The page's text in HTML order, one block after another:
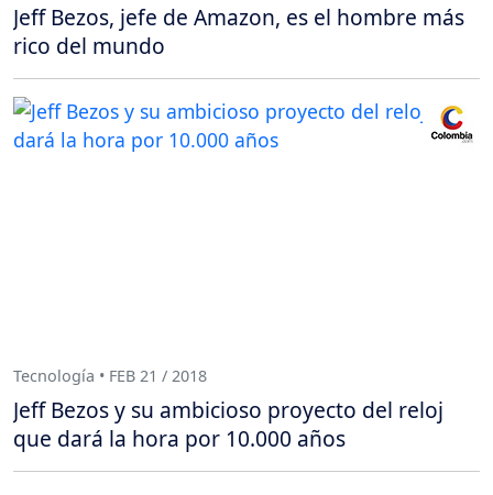
Jeff Bezos, jefe de Amazon, es el hombre más
rico del mundo
Tecnología • FEB 21 / 2018
Jeff Bezos y su ambicioso proyecto del reloj
que dará la hora por 10.000 años